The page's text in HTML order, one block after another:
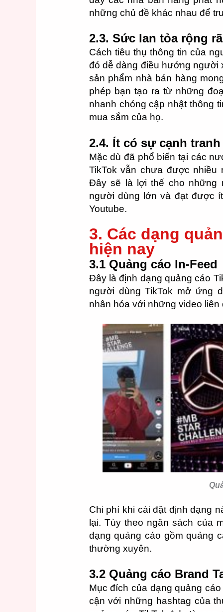
những chủ đề khác nhau để
2.3. Sức lan tỏa rộng
Cách tiêu thụ thông tin của
đó dễ dàng điều hướng người
sản phẩm nhà bán hàng
phép bạn tạo ra từ những
nhanh chóng cập nhật thông
mua sắm của họ.
2.4. Ít có sự cạnh tranh
Mặc dù đã phổ biến tại các
TikTok vẫn chưa được
Đây sẽ là lợi thế cho những
người dùng lớn và đạt được
Youtube.
3. Các dạng
hiện nay
3.1 Quảng cáo In-Feed
Đây là định dạng quảng cáo
người dùng TikTok mở ứng
nhân hóa với những video
Chi phí khi cài đặt định dạng
lại. Tùy theo ngân sách của
dạng quảng cáo gồm quảng
thường xuyên.
3.2 Quảng cáo Brand
Mục đích của dạng quảng
cận với những hashtag của